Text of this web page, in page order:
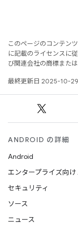
このページのコンテン
に記載のライセンスに
び関連会社の商標または
最終更新日 2025-10-29
ANDROID の詳細
Android
エンタープライズ向
セキュリティ
ソース
ニュース